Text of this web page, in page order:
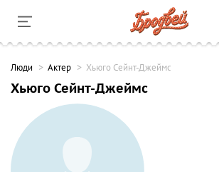
Люди Актер Хьюго Сейнт-Джеймс
Хьюго Сейнт-Джеймс